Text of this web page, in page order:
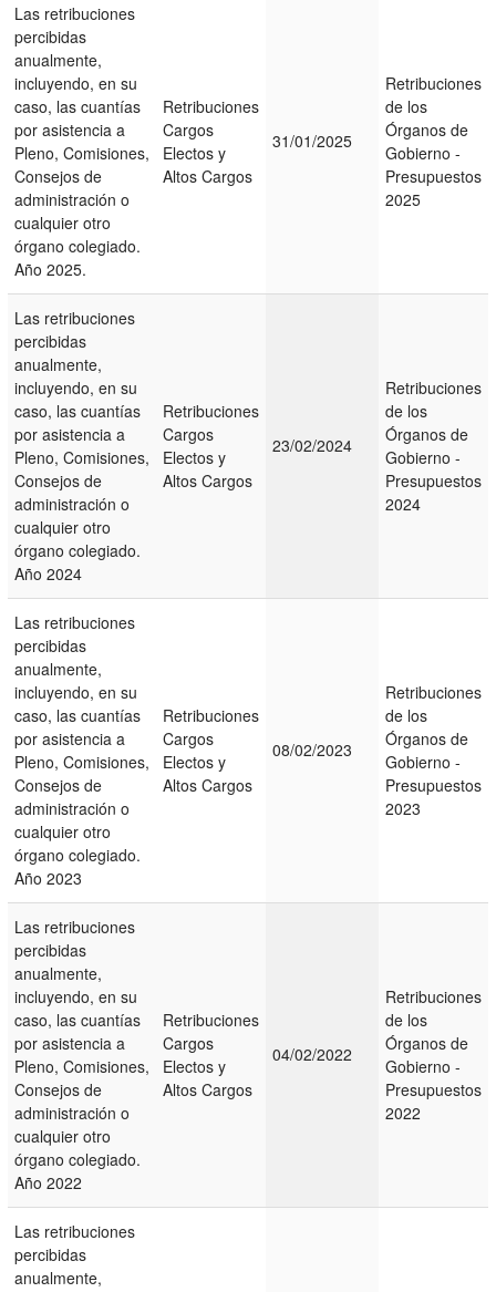
Las retribuciones
percibidas
anualmente,
incluyendo, en su
caso, las cuantías
por asistencia a
Pleno, Comisiones,
Consejos de
administración o
cualquier otro
órgano colegiado.
Año 2025.
Retribuciones
Cargos
Electos y
Altos Cargos
31/01/2025
Retribuciones
de los
Órganos de
Gobierno -
Presupuestos
2025
Las retribuciones
percibidas
anualmente,
incluyendo, en su
caso, las cuantías
por asistencia a
Pleno, Comisiones,
Consejos de
administración o
cualquier otro
órgano colegiado.
Año 2024
Retribuciones
Cargos
Electos y
Altos Cargos
23/02/2024
Retribuciones
de los
Órganos de
Gobierno -
Presupuestos
2024
Las retribuciones
percibidas
anualmente,
incluyendo, en su
caso, las cuantías
por asistencia a
Pleno, Comisiones,
Consejos de
administración o
cualquier otro
órgano colegiado.
Año 2023
Retribuciones
Cargos
Electos y
Altos Cargos
08/02/2023
Retribuciones
de los
Órganos de
Gobierno -
Presupuestos
2023
Las retribuciones
percibidas
anualmente,
incluyendo, en su
caso, las cuantías
por asistencia a
Pleno, Comisiones,
Consejos de
administración o
cualquier otro
órgano colegiado.
Año 2022
Retribuciones
Cargos
Electos y
Altos Cargos
04/02/2022
Retribuciones
de los
Órganos de
Gobierno -
Presupuestos
2022
Las retribuciones
percibidas
anualmente,